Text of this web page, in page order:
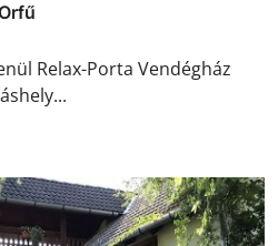
Relax-Porta Vendégház